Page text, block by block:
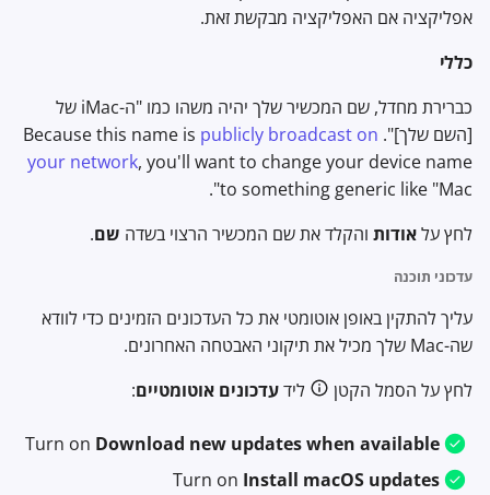
אפליקציה אם האפליקציה מבקשת זאת.
כללי
כברירת מחדל, שם המכשיר שלך יהיה משהו כמו "ה-iMac של
[השם שלך]". Because this name is publicly broadcast on
your network, you'll want to change your device name
to something generic like "Mac".
לחץ עלאודות והקלד את שם המכשיר הרצוי בשדה שם.
עדכוני תוכנה
עליך להתקין באופן אוטומטי את כל העדכונים הזמינים כדי לוודא
שה-Mac שלך מכיל את תיקוני האבטחה האחרונים.
לחץ על הסמל הקטן
לידעדכונים אוטומטיים:
Turn on Download new updates when available
Turn on Install macOS updates